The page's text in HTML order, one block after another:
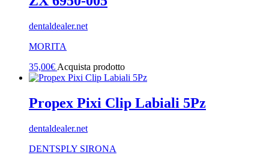
dentaldealer.net
MORITA
35,00€ Acquista prodotto
Propex Pixi Clip Labiali 5Pz
dentaldealer.net
DENTSPLY SIRONA